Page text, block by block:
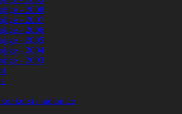
- 2008
- 2007
- 2006
- 2005
- 2004
- 2003
/ radionice